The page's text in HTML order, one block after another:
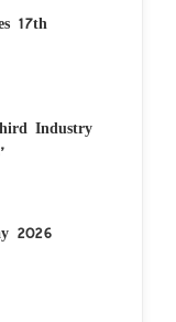
17th
Industry
2026